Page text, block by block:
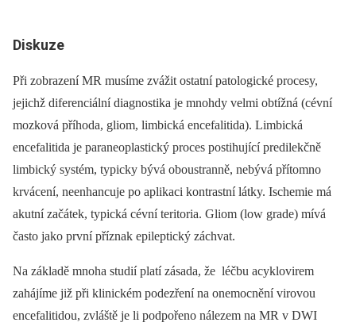
Diskuze
Při zobrazení MR musíme zvážit ostatní patologické procesy,
jejichž diferenciální diagnostika je mnohdy velmi obtížná (cévní
mozková příhoda, gliom, limbická encefalitida). Limbická
encefalitida je paraneoplastický proces postihující predilekčně
limbický systém, typicky bývá oboustranně, nebývá přítomno
krvácení, neenhancuje po aplikaci kontrastní látky. Ischemie má
akutní začátek, typická cévní teritoria. Gliom (low grade) mívá
často jako první příznak epileptický záchvat.
Na základě mnoha studií platí zásada, že léčbu acyklovirem
zahájíme již při klinickém podezření na onemocnění virovou
encefalitidou, zvláště je li podpořeno nálezem na MR v DWI